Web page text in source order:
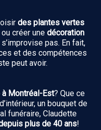
des plantes vertes
ou créer une décoration
pas. En fait,
et des compétences
peut avoir.
Montréal-Est? Que ce
un bouquet de
funéraire, Claudette
plus de 40 ans!